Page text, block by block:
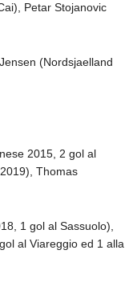
Petar Stojanovic
(Nordsjaelland
2015, 2 gol al
Thomas
1 gol al Sassuolo),
al Viareggio ed 1 alla